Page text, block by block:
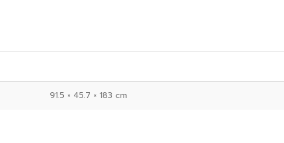
91.5 × 45.7 × 183 cm